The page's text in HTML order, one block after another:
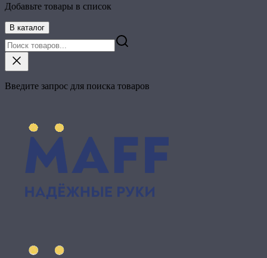
Добавьте товары в список
В каталог
Введите запрос для поиска товаров